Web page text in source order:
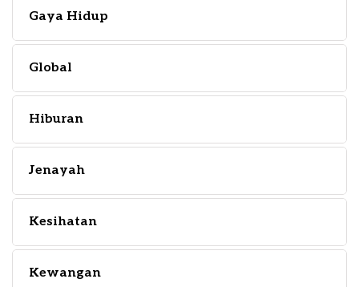
Gaya Hidup
Global
Hiburan
Jenayah
Kesihatan
Kewangan